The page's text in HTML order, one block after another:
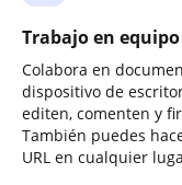
Trabajo en
Colabora en
dispositivo de
editen, comenten y
También puedes
URL en cualquier